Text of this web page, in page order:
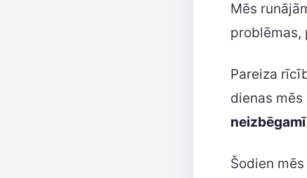
Mēs
problēmas,
Pareiza
dienas
Šodien